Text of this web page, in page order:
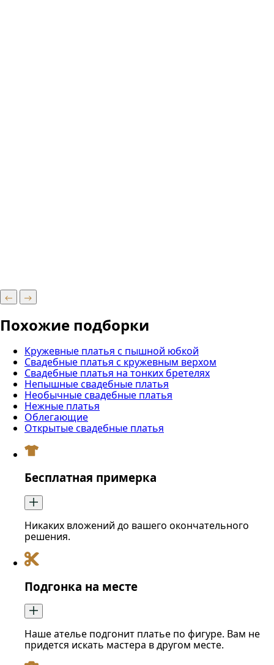
Похожие подборки
Кружевные платья с пышной юбкой
Свадебные платья с кружевным верхом
Свадебные платья на тонких бретелях
Непышные свадебные платья
Необычные свадебные платья
Нежные платья
Облегающие
Открытые свадебные платья
Бесплатная примерка
Никаких вложений до вашего окончательного
решения.
Подгонка на месте
Наше ателье подгонит платье по фигуре. Вам не
придется искать мастера в другом месте.